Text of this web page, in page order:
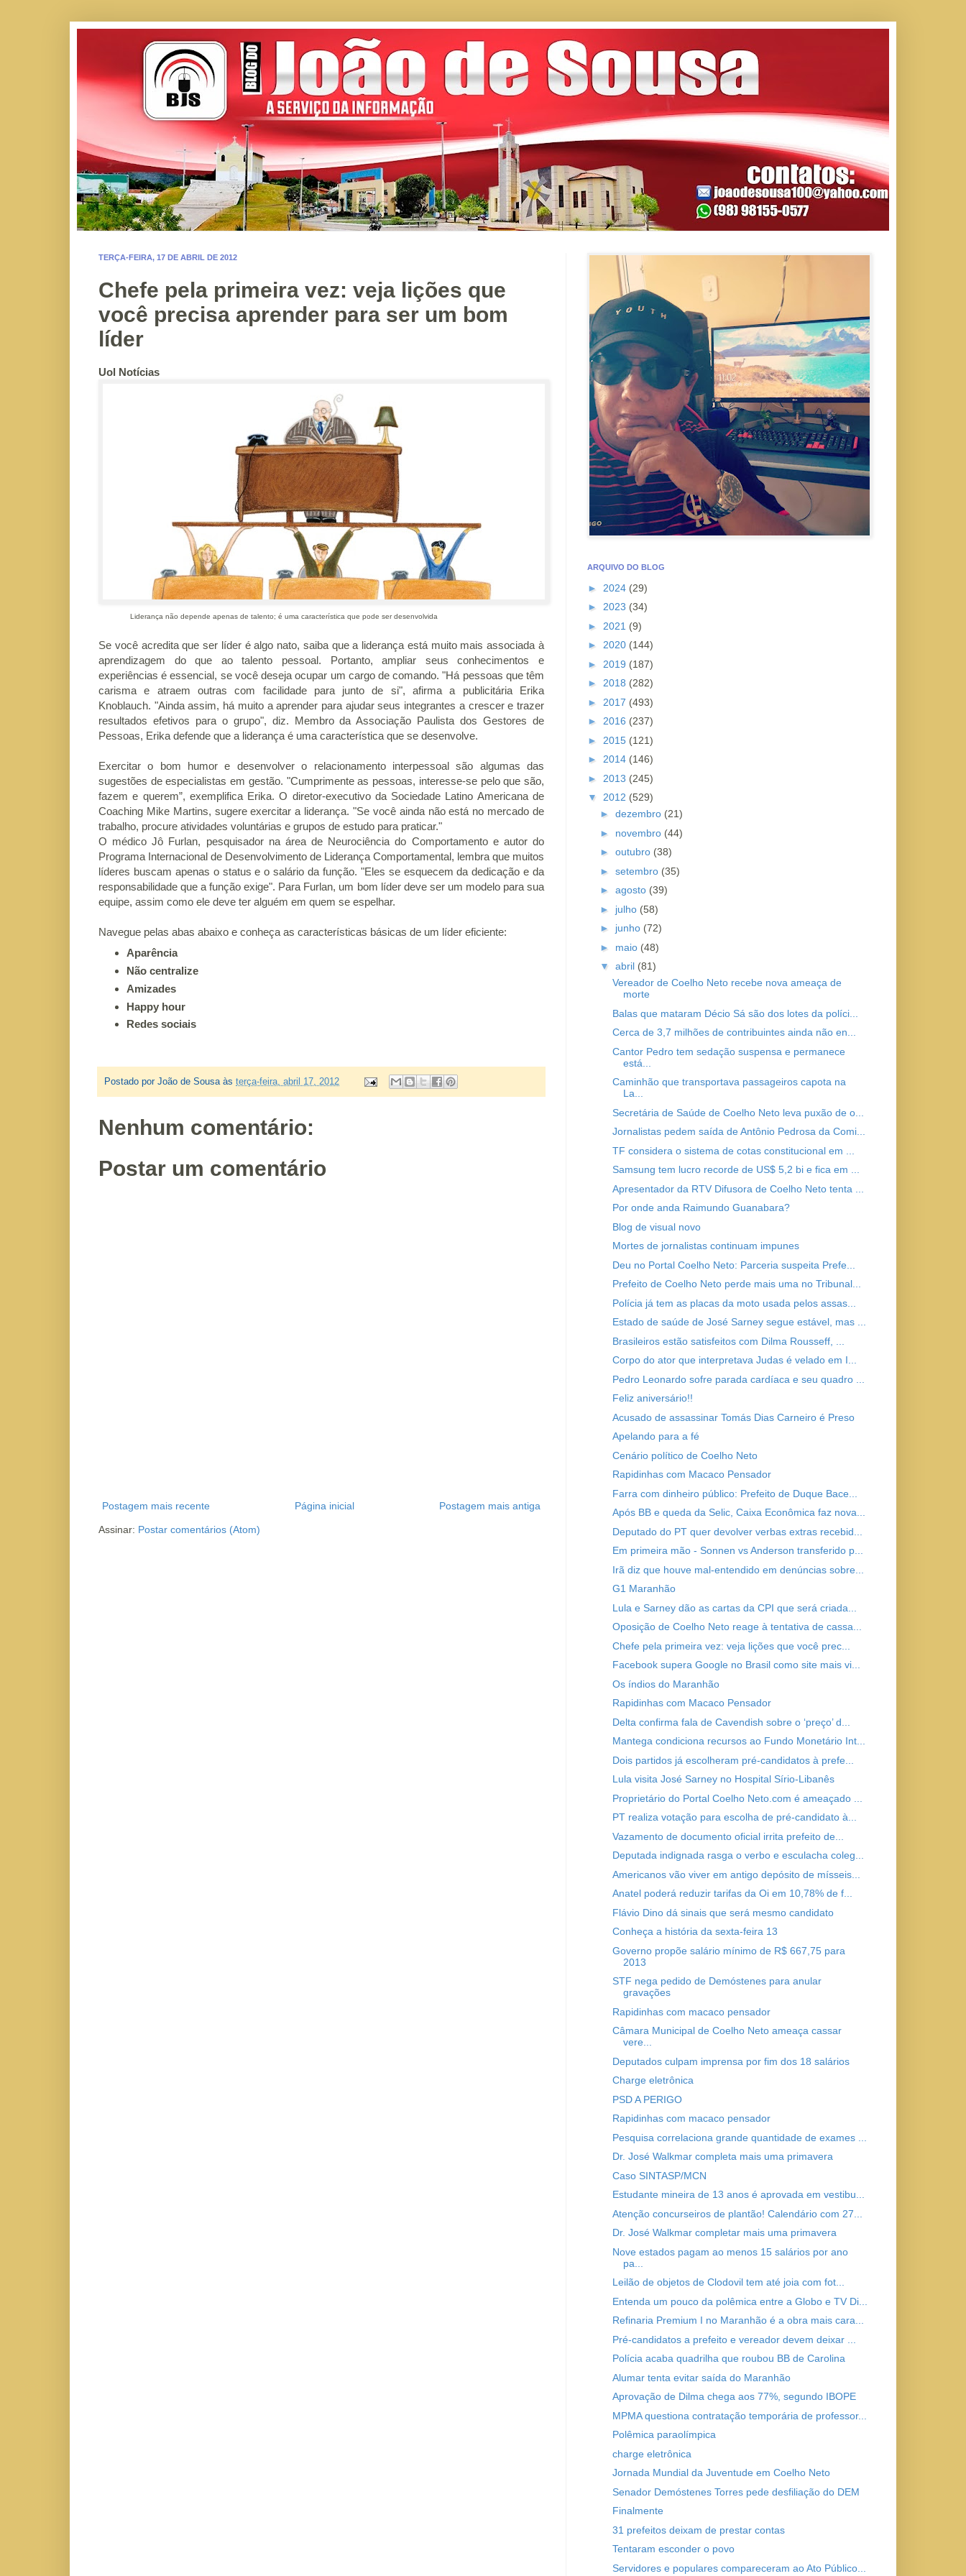
TERÇA-FEIRA, 17 DE ABRIL DE 2012
Chefe pela primeira vez: veja lições que
você precisa aprender para ser um bom
líder
Uol Notícias
Liderança não depende apenas de talento; é uma característica que pode ser desenvolvida
Se você acredita que ser líder é algo nato, saiba que a liderança está muito mais associada à
aprendizagem do que ao talento pessoal. Portanto, ampliar seus conhecimentos e
experiências é essencial, se você deseja ocupar um cargo de comando. "Há pessoas que têm
carisma e atraem outras com facilidade para junto de si", afirma a publicitária Erika
Knoblauch. "Ainda assim, há muito a aprender para ajudar seus integrantes a crescer e trazer
resultados efetivos para o grupo", diz. Membro da Associação Paulista dos Gestores de
Pessoas, Erika defende que a liderança é uma característica que se desenvolve.
Exercitar o bom humor e desenvolver o relacionamento interpessoal são algumas das
sugestões de especialistas em gestão. "Cumprimente as pessoas, interesse-se pelo que são,
fazem e querem”, exemplifica Erika. O diretor-executivo da Sociedade Latino Americana de
Coaching Mike Martins, sugere exercitar a liderança. "Se você ainda não está no mercado de
trabalho, procure atividades voluntárias e grupos de estudo para praticar."
O médico Jô Furlan, pesquisador na área de Neurociência do Comportamento e autor do
Programa Internacional de Desenvolvimento de Liderança Comportamental, lembra que muitos
líderes buscam apenas o status e o salário da função. "Eles se esquecem da dedicação e da
responsabilidade que a função exige". Para Furlan, um bom líder deve ser um modelo para sua
equipe, assim como ele deve ter alguém em quem se espelhar.
Navegue pelas abas abaixo e conheça as características básicas de um líder eficiente:
Aparência
Não centralize
Amizades
Happy hour
Redes sociais
Postado por João de Sousa às terça-feira, abril 17, 2012
Nenhum comentário:
Postar um comentário
Postagem mais recente Postagem mais antiga
Página inicial
Assinar: Postar comentários (Atom)
ARQUIVO DO BLOG
► 2024 (29)
► 2023 (34)
► 2021 (9)
► 2020 (144)
► 2019 (187)
► 2018 (282)
► 2017 (493)
► 2016 (237)
► 2015 (121)
► 2014 (146)
► 2013 (245)
▼ 2012 (529)
► dezembro (21)
► novembro (44)
► outubro (38)
► setembro (35)
► agosto (39)
► julho (58)
► junho (72)
► maio (48)
▼ abril (81)
Vereador de Coelho Neto recebe nova ameaça de
morte
Balas que mataram Décio Sá são dos lotes da políci...
Cerca de 3,7 milhões de contribuintes ainda não en...
Cantor Pedro tem sedação suspensa e permanece
está...
Caminhão que transportava passageiros capota na
La...
Secretária de Saúde de Coelho Neto leva puxão de o...
Jornalistas pedem saída de Antônio Pedrosa da Comi...
TF considera o sistema de cotas constitucional em ...
Samsung tem lucro recorde de US$ 5,2 bi e fica em ...
Apresentador da RTV Difusora de Coelho Neto tenta ...
Por onde anda Raimundo Guanabara?
Blog de visual novo
Mortes de jornalistas continuam impunes
Deu no Portal Coelho Neto: Parceria suspeita Prefe...
Prefeito de Coelho Neto perde mais uma no Tribunal...
Polícia já tem as placas da moto usada pelos assas...
Estado de saúde de José Sarney segue estável, mas ...
Brasileiros estão satisfeitos com Dilma Rousseff, ...
Corpo do ator que interpretava Judas é velado em I...
Pedro Leonardo sofre parada cardíaca e seu quadro ...
Feliz aniversário!!
Acusado de assassinar Tomás Dias Carneiro é Preso
Apelando para a fé
Cenário político de Coelho Neto
Rapidinhas com Macaco Pensador
Farra com dinheiro público: Prefeito de Duque Bace...
Após BB e queda da Selic, Caixa Econômica faz nova...
Deputado do PT quer devolver verbas extras recebid...
Em primeira mão - Sonnen vs Anderson transferido p...
Irã diz que houve mal-entendido em denúncias sobre...
G1 Maranhão
Lula e Sarney dão as cartas da CPI que será criada...
Oposição de Coelho Neto reage à tentativa de cassa...
Chefe pela primeira vez: veja lições que você prec...
Facebook supera Google no Brasil como site mais vi...
Os índios do Maranhão
Rapidinhas com Macaco Pensador
Delta confirma fala de Cavendish sobre o ‘preço’ d...
Mantega condiciona recursos ao Fundo Monetário Int...
Dois partidos já escolheram pré-candidatos à prefe...
Lula visita José Sarney no Hospital Sírio-Libanês
Proprietário do Portal Coelho Neto.com é ameaçado ...
PT realiza votação para escolha de pré-candidato à...
Vazamento de documento oficial irrita prefeito de...
Deputada indignada rasga o verbo e esculacha coleg...
Americanos vão viver em antigo depósito de mísseis...
Anatel poderá reduzir tarifas da Oi em 10,78% de f...
Flávio Dino dá sinais que será mesmo candidato
Conheça a história da sexta-feira 13
Governo propõe salário mínimo de R$ 667,75 para
2013
STF nega pedido de Demóstenes para anular
gravações
Rapidinhas com macaco pensador
Câmara Municipal de Coelho Neto ameaça cassar
vere...
Deputados culpam imprensa por fim dos 18 salários
Charge eletrônica
PSD A PERIGO
Rapidinhas com macaco pensador
Pesquisa correlaciona grande quantidade de exames ...
Dr. José Walkmar completa mais uma primavera
Caso SINTASP/MCN
Estudante mineira de 13 anos é aprovada em vestibu...
Atenção concurseiros de plantão! Calendário com 27...
Dr. José Walkmar completar mais uma primavera
Nove estados pagam ao menos 15 salários por ano
pa...
Leilão de objetos de Clodovil tem até joia com fot...
Entenda um pouco da polêmica entre a Globo e TV Di...
Refinaria Premium I no Maranhão é a obra mais cara...
Pré-candidatos a prefeito e vereador devem deixar ...
Polícia acaba quadrilha que roubou BB de Carolina
Alumar tenta evitar saída do Maranhão
Aprovação de Dilma chega aos 77%, segundo IBOPE
MPMA questiona contratação temporária de professor...
Polêmica paraolímpica
charge eletrônica
Jornada Mundial da Juventude em Coelho Neto
Senador Demóstenes Torres pede desfiliação do DEM
Finalmente
31 prefeitos deixam de prestar contas
Tentaram esconder o povo
Servidores e populares compareceram ao Ato Público...